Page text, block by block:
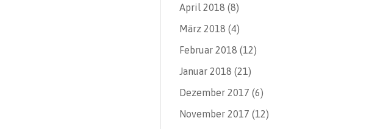
April 2018 (8)
März 2018 (4)
Februar 2018 (12)
Januar 2018 (21)
Dezember 2017 (6)
November 2017 (12)